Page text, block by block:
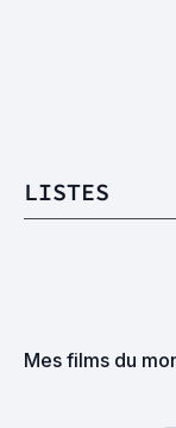
LISTES
Mes films du